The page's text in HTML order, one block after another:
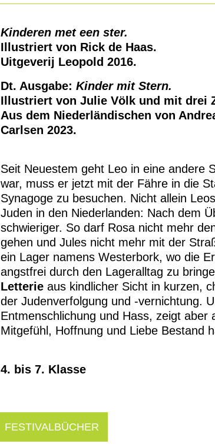
Kinderen met een ster.
Illustriert von Rick de Haas.
Uitgeverij Leopold 2016.
Dt. Ausgabe: Kinder mit Stern.
Illustriert von Julie Völk und mit drei
Aus dem Niederländischen von
Carlsen 2023.
Seit Neuestem geht Leo in eine andere
war, muss er jetzt mit der Fähre in die
Synagoge zu besuchen. Nicht allein
Juden in den Niederlanden: Nach dem
schwieriger. So darf Rosa nicht mehr
gehen und Jules nicht mehr mit der
ein Lager namens Westerbork, wo die
angstfrei durch den Lageralltag zu
Letterie aus kindlicher Sicht in kurzen,
der Judenverfolgung und -vernichtung.
Entmenschlichung und Hass, zeigt aber
Mitgefühl, Hoffnung und Liebe Bestand
4. bis 7. Klasse
FESTIVALBÜCHER